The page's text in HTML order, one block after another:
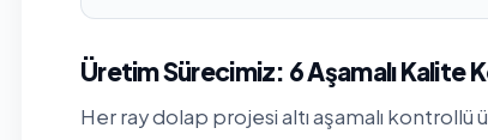
Üretim Sürecimiz: 6 Aşamalı Kalite
Her ray dolap projesi altı aşamalı